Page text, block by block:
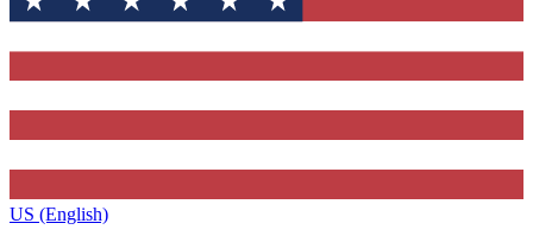
US (English)